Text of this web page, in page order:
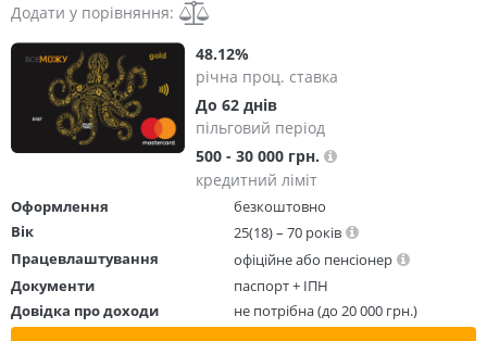
Додати у порівняння:
48.12%
річна проц. ставка
До 62 днів
пільговий період
500 - 30 000 грн.
кредитний ліміт
Оформлення
безкоштовно
Вік
25(18) – 70 років
Працевлаштування
офіційне або пенсіонер
Документи
паспорт + ІПН
Довідка про доходи
не потрібна (до 20 000 грн.)